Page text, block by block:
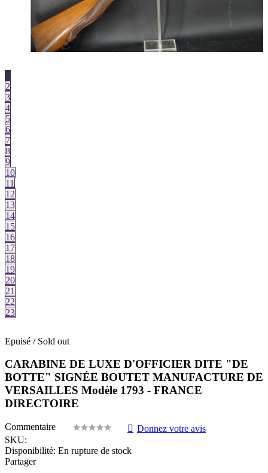
1
2
3
4
5
6
7
8
9
10
11
12
13
14
15
16
17
18
19
20
21
22
23
Epuisé / Sold out
CARABINE DE LUXE D'OFFICIER DITE "DE
BOTTE" SIGNÉE BOUTET MANUFACTURE DE
VERSAILLES Modèle 1793 - FRANCE
DIRECTOIRE
Commentaire
Donnez votre avis
SKU:
Disponibilité: En rupture de stock
Partager